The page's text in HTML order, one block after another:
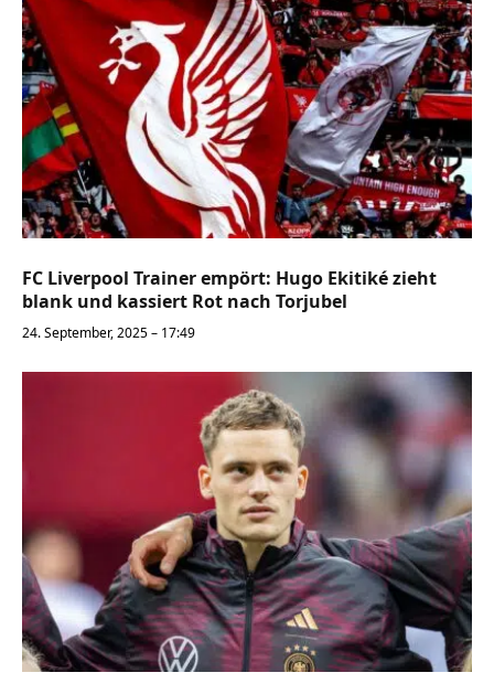
FC Liverpool Trainer empört: Hugo Ekitiké zieht
blank und kassiert Rot nach Torjubel
24. September, 2025 – 17:49